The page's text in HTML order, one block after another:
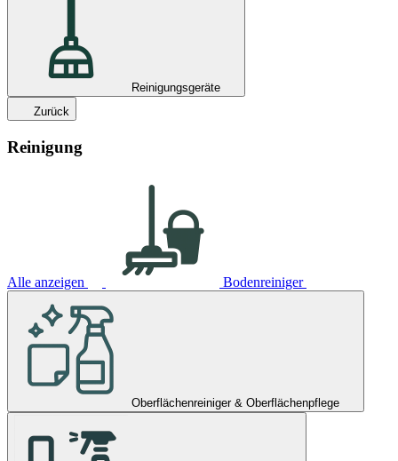
Reinigungsgeräte
Zurück
Reinigung
Alle anzeigen Bodenreiniger
Oberflächenreiniger & Oberflächenpflege